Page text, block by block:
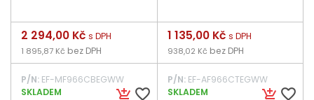
add_shopping_cart favorite_border
Cena
2 294,00 Kč s DPH
1 895,87 Kč bez DPH
P/N: EF-MF966CBEGWW
SKLADEM
add_shopping_cart favorite_border
Cena
1 135,00 Kč s DPH
938,02 Kč bez DPH
P/N:EF-AF966CTEGWW
SKLADEM